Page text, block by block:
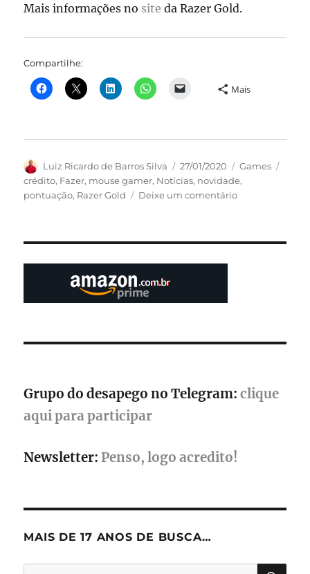
Mais informações no site da Razer Gold.
Compartilhe:
Mais
Autor
Luiz Ricardo de Barros Silva
Publicado
em
27/01/2020 Categorias
Games
crédito, Fazer, mouse gamer, Notícias, novidade,
pontuação, Razer Gold Deixe um comentárioem
e
Grupo do desapego no Telegram: clique
aqui para participar
Newsletter: Penso, logo acredito!
MAIS DE 17 ANOS DE BUSCA…